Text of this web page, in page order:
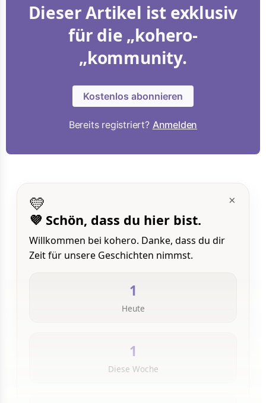
Dieser Artikel ist exklusiv
für die „kohero-
„kommunity.
Kostenlos abonnieren
Bereits registriert? Anmelden
×
💛
💜 Schön, dass du hier bist.
Willkommen bei kohero. Danke, dass du dir
Zeit für unsere Geschichten nimmst.
1
Heute
1
Diese Woche